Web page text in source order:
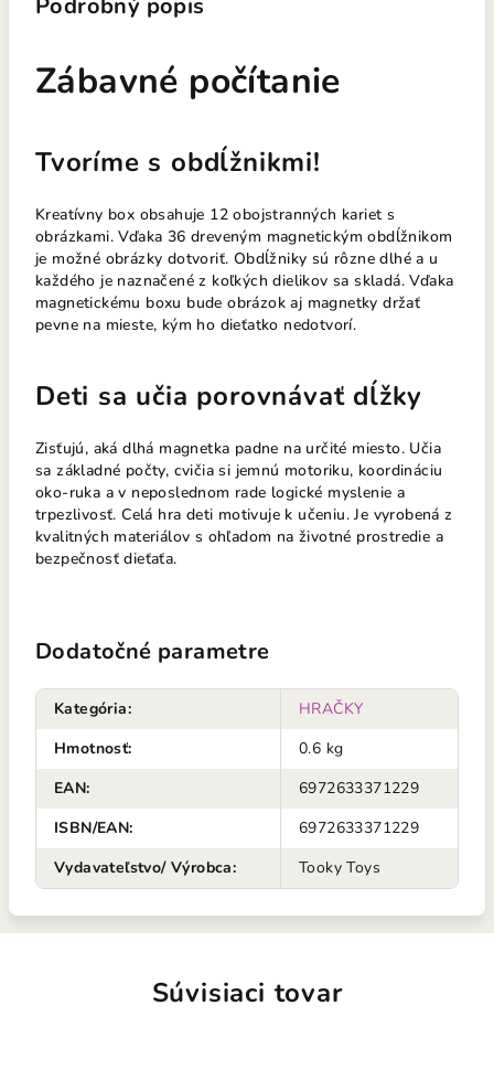
Podrobný popis
Zábavné počítanie
Tvoríme s obdĺžnikmi!
Kreatívny box obsahuje 12 obojstranných kariet s
obrázkami. Vďaka 36 dreveným magnetickým obdĺžnikom
je možné obrázky dotvoriť. Obdĺžniky sú rôzne dlhé a u
každého je naznačené z koľkých dielikov sa skladá. Vďaka
magnetickému boxu bude obrázok aj magnetky držať
pevne na mieste, kým ho dieťatko nedotvorí.
Deti sa učia porovnávať dĺžky
Zisťujú, aká dlhá magnetka padne na určité miesto. Učia
sa základné počty, cvičia si jemnú motoriku, koordináciu
oko-ruka a v neposlednom rade logické myslenie a
trpezlivosť. Celá hra deti motivuje k učeniu. Je vyrobená z
kvalitných materiálov s ohľadom na životné prostredie a
bezpečnosť dieťaťa.
Dodatočné parametre
Kategória:
HRAČKY
Hmotnosť:
0.6 kg
EAN:
6972633371229
ISBN/EAN:
6972633371229
Vydavateľstvo/ Výrobca: Tooky Toys
Súvisiaci tovar